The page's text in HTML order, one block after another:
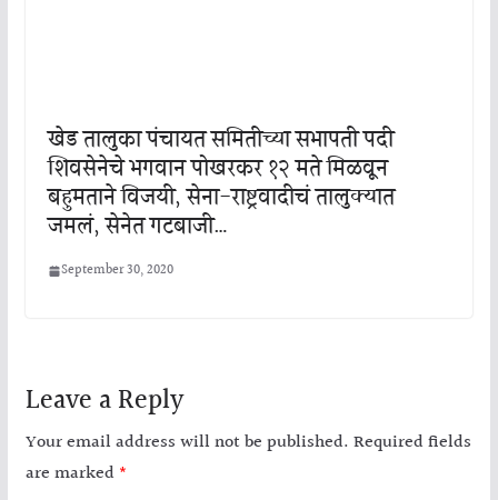
खेड तालुका पंचायत समितीच्या सभापती पदी
शिवसेनेचे भगवान पोखरकर १२ मते मिळवून
बहुमताने विजयी, सेना-राष्ट्रवादीचं तालुक्यात
जमलं, सेनेत गटबाजी…
September 30, 2020
Leave a Reply
Your email address will not be published. Required fields
are marked *